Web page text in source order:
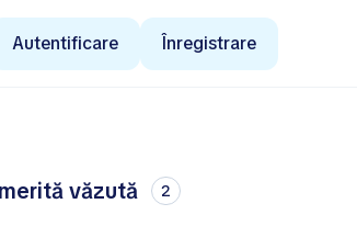
Autentificare Înregistrare
văzută 2